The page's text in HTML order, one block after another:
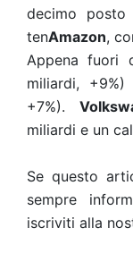
decimo
tenAmazon,
Appena fuori
miliardi, +9%)
+7%).
miliardi e un
Se questo
sempre
iscriviti alla